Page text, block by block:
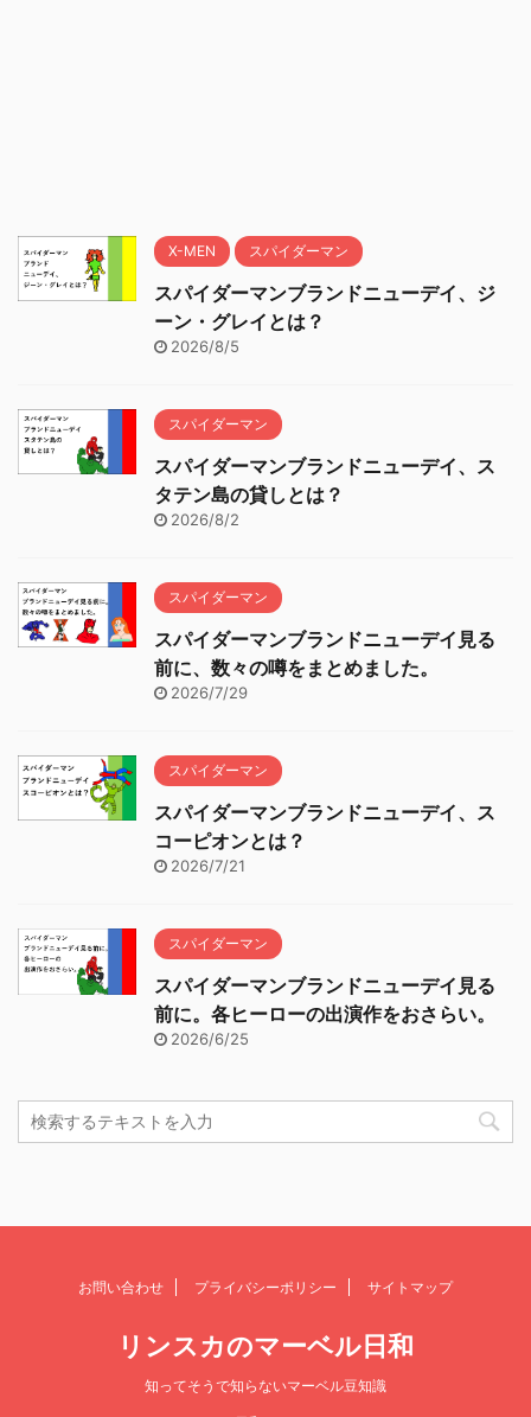
X-MEN スパイダーマン
スパイダーマンブランドニューデイ、ジ
ーン・グレイとは？
2026/8/5
スパイダーマン
スパイダーマンブランドニューデイ、ス
タテン島の貸しとは？
2026/8/2
スパイダーマン
スパイダーマンブランドニューデイ見る
前に、数々の噂をまとめました。
2026/7/29
スパイダーマン
スパイダーマンブランドニューデイ、ス
コーピオンとは？
2026/7/21
スパイダーマン
スパイダーマンブランドニューデイ見る
前に。各ヒーローの出演作をおさらい。
2026/6/25
お問い合わせ プライバシーポリシー サイトマップ
リンスカのマーベル日和
知ってそうで知らないマーベル豆知識